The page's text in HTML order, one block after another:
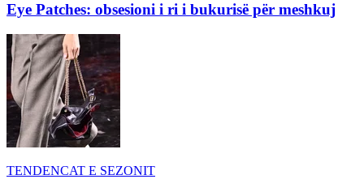
Eye Patches: obsesioni i ri i bukurisë për meshkuj
TENDENCAT E SEZONIT